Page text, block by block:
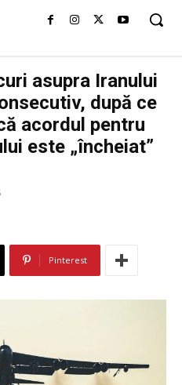
asupra Iranului
după ce
acordul pentru
este „încheiat”
Pinterest